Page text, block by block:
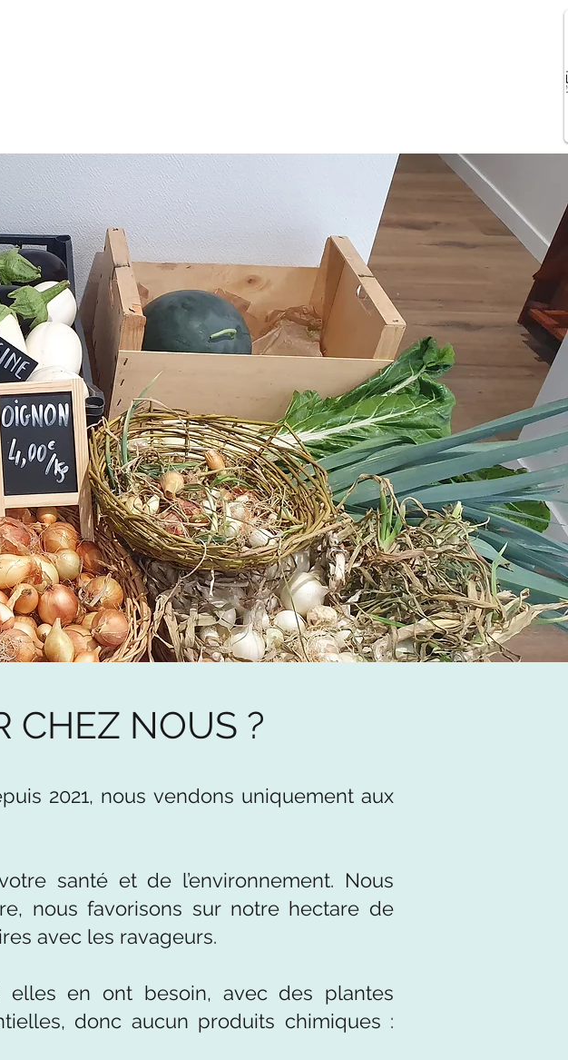
CHEZ NOUS ?
2021, nous vendons uniquement aux
santé et de l’environnement. Nous
nous favorisons sur notre hectare de
avec les ravageurs.
elles en ont besoin, avec des plantes
donc aucun produits chimiques :